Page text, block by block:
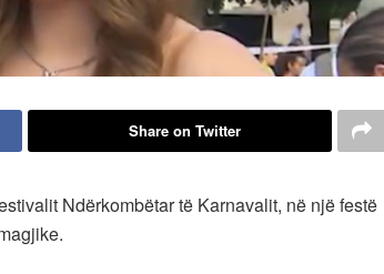
Share on Twitter
Ndërkombëtar të Karnavalit, në një festë